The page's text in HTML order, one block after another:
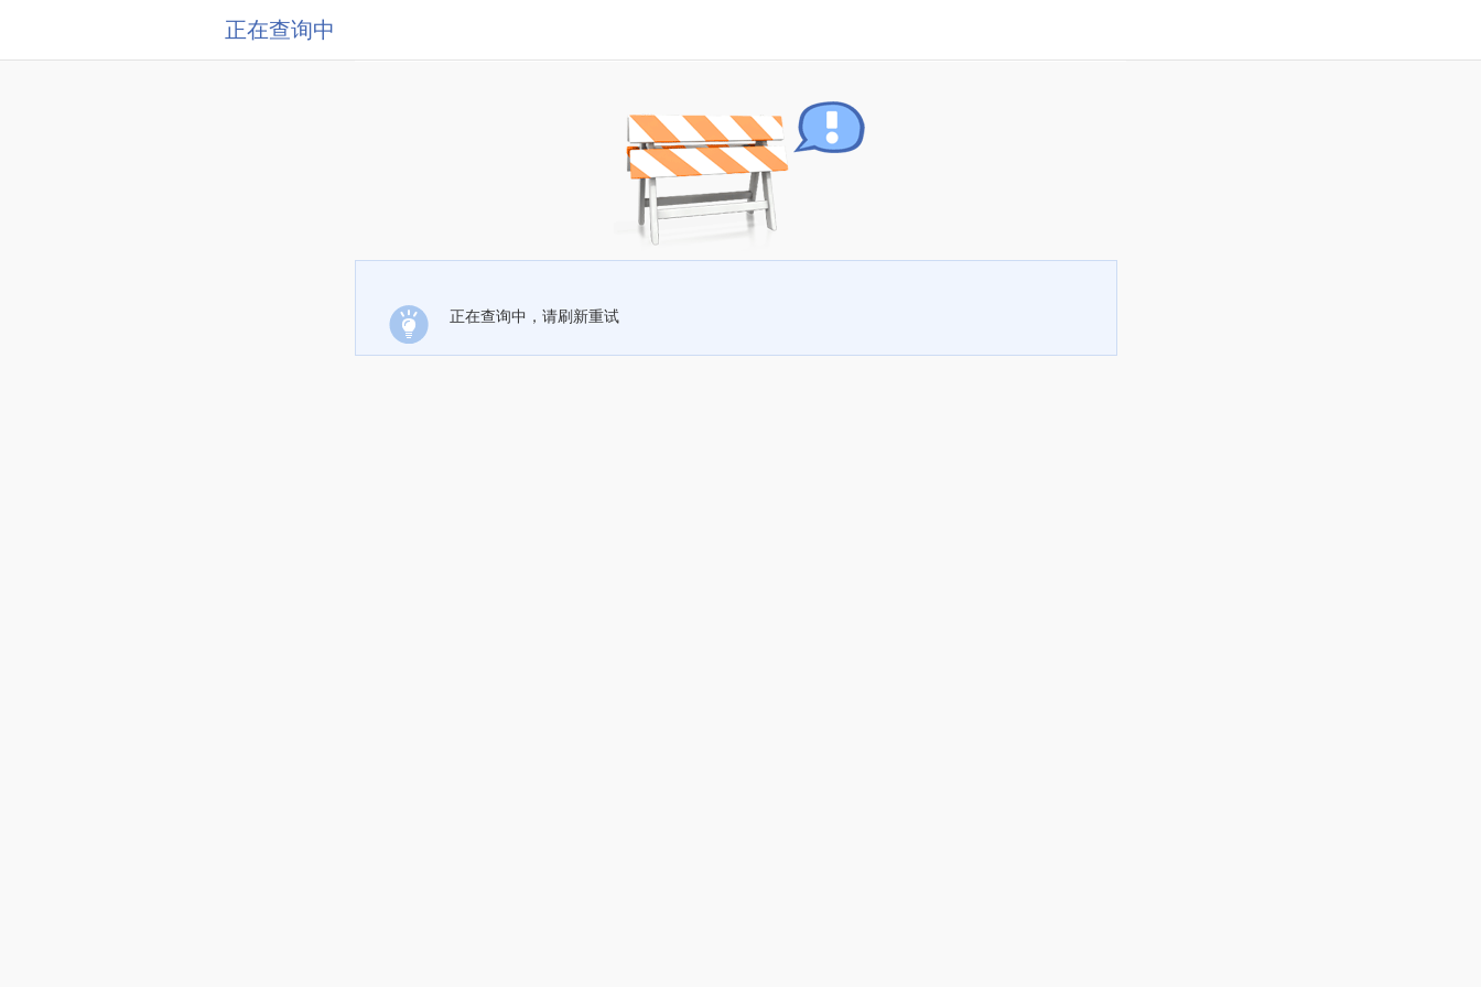
正在查询中
正在查询中，请刷新重试